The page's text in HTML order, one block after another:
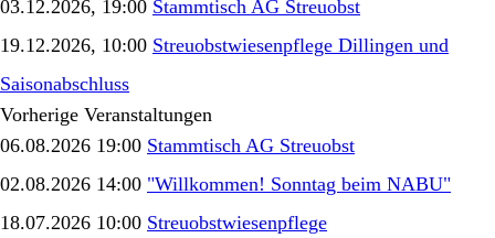
03.12.2026, 19:00 Stammtisch AG Streuobst
19.12.2026, 10:00 Streuobstwiesenpflege Dillingen und
Saisonabschluss
Vorherige Veranstaltungen
06.08.2026 19:00 Stammtisch AG Streuobst
02.08.2026 14:00 "Willkommen! Sonntag beim NABU"
18.07.2026 10:00 Streuobstwiesenpflege